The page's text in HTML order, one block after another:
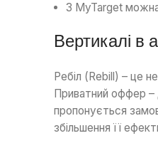
З MyTarget
Вертикалі в
Ребіл (Rebill) – це
Приватний оффер –
пропонується
збільшення її